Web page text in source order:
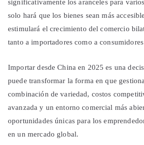
significativamente los aranceles para
solo hará que los bienes sean más
estimulará el crecimiento del comercio
tanto a importadores como a
Importar desde China en 2025 es una
puede transformar la forma en que
combinación de variedad, costos
avanzada y un entorno comercial más
oportunidades únicas para los
en un mercado global.